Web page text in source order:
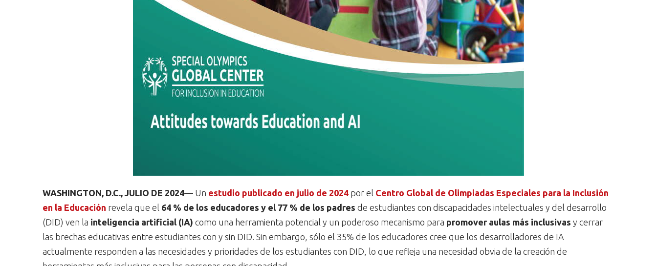
WASHINGTON, D.C., JULIO DE 2024— Un estudio publicado en julio de 2024 por el Centro Global de Olimpiadas Especiales para la Inclusión
en la Educación revela que el 64 % de los educadores y el 77 % de los padres de estudiantes con discapacidades intelectuales y del desarrollo
(DID) ven la inteligencia artificial (IA) como una herramienta potencial y un poderoso mecanismo para promover aulas más inclusivas y cerrar
las brechas educativas entre estudiantes con y sin DID. Sin embargo, sólo el 35% de los educadores cree que los desarrolladores de IA
actualmente responden a las necesidades y prioridades de los estudiantes con DID, lo que refleja una necesidad obvia de la creación de